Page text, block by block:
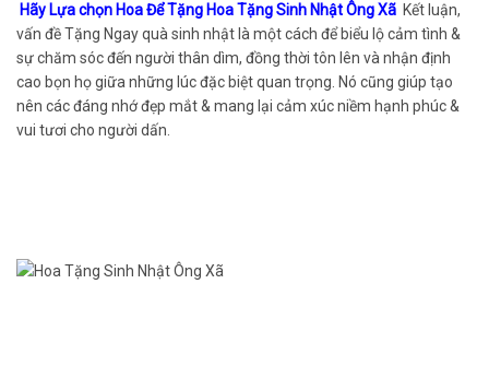
Hãy Lựa chọn Hoa Để Tặng Hoa Tặng Sinh Nhật Ông Xã Kết luận,
vấn đề Tặng Ngay quà sinh nhật là một cách để biểu lộ cảm tình &
sự chăm sóc đến người thân dìm, đồng thời tôn lên và nhận định
cao bọn họ giữa những lúc đặc biệt quan trọng. Nó cũng giúp tạo
nên các đáng nhớ đẹp mắt & mang lại cảm xúc niềm hạnh phúc &
vui tươi cho người dấn.